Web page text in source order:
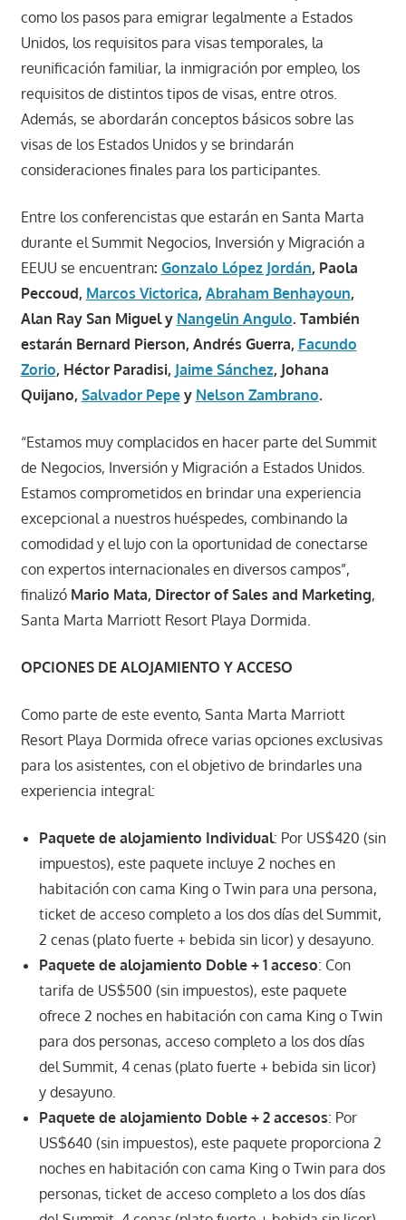
como los pasos para emigrar legalmente a Estados
Unidos, los requisitos para visas temporales, la
reunificación familiar, la inmigración por empleo, los
requisitos de distintos tipos de visas, entre otros.
Además, se abordarán conceptos básicos sobre las
visas de los Estados Unidos y se brindarán
consideraciones finales para los participantes.
Entre los conferencistas que estarán en Santa Marta
durante el Summit Negocios, Inversión y Migración a
EEUU se encuentran: Gonzalo López Jordán, Paola
Peccoud, Marcos Victorica, Abraham Benhayoun,
Alan Ray San Miguel y Nangelin Angulo. También
estarán Bernard Pierson, Andrés Guerra, Facundo
Zorio, Héctor Paradisi, Jaime Sánchez, Johana
Quijano, Salvador Pepey Nelson Zambrano.
“Estamos muy complacidos en hacer parte del Summit
de Negocios, Inversión y Migración a Estados Unidos.
Estamos comprometidos en brindar una experiencia
excepcional a nuestros huéspedes, combinando la
comodidad y el lujo con la oportunidad de conectarse
con expertos internacionales en diversos campos”,
finalizó Mario Mata, Director of Sales and Marketing,
Santa Marta Marriott Resort Playa Dormida.
OPCIONES DE ALOJAMIENTO Y ACCESO
Como parte de este evento, Santa Marta Marriott
Resort Playa Dormida ofrece varias opciones exclusivas
para los asistentes, con el objetivo de brindarles una
experiencia integral:
Paquete de alojamiento Individual: Por US$420 (sin
impuestos), este paquete incluye 2 noches en
habitación con cama King o Twin para una persona,
ticket de acceso completo a los dos días del Summit,
2 cenas (plato fuerte + bebida sin licor) y desayuno.
Paquete de alojamiento Doble + 1 acceso: Con
tarifa de US$500 (sin impuestos), este paquete
ofrece 2 noches en habitación con cama King o Twin
para dos personas, acceso completo a los dos días
del Summit, 4 cenas (plato fuerte + bebida sin licor)
y desayuno.
Paquete de alojamiento Doble + 2 accesos: Por
US$640 (sin impuestos), este paquete proporciona 2
noches en habitación con cama King o Twin para dos
personas, ticket de acceso completo a los dos días